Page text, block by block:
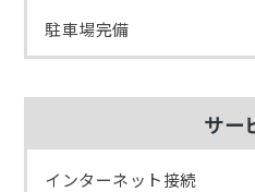
駐車場完備
サー
インターネット接続